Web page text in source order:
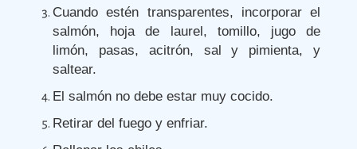
Cuando estén transparentes, incorporar el
salmón, hoja de laurel, tomillo, jugo de
limón, pasas, acitrón, sal y pimienta, y
saltear.
El salmón no debe estar muy cocido.
Retirar del fuego y enfriar.